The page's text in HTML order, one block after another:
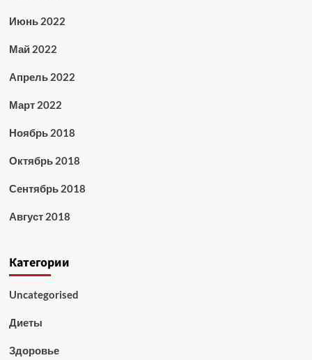
Июнь 2022
Май 2022
Апрель 2022
Март 2022
Ноябрь 2018
Октябрь 2018
Сентябрь 2018
Август 2018
Категории
Uncategorised
Диеты
Здоровье